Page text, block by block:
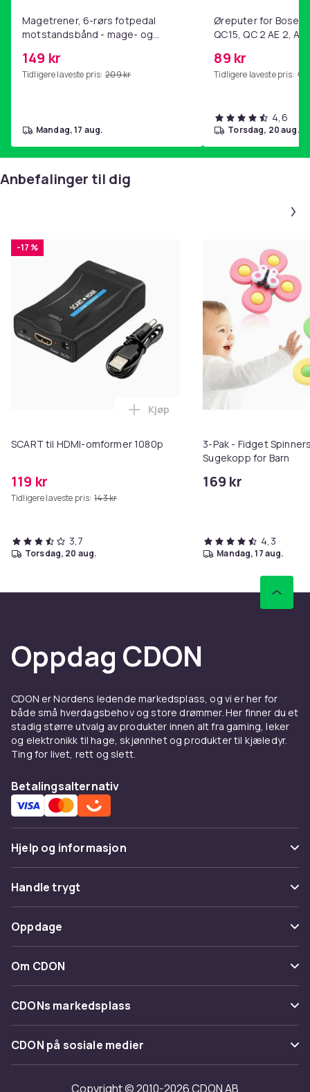
Magetrener, 6-rørs fotpedal
motstandsbånd - mage- og
hjemmegymnastikk Purple
149 kr
Tidligere laveste pris: 209 kr
mandag, 17 aug.
Øreputer for Bose
QC15, QC 2 AE 2, AE
89 kr
Tidligere laveste pris: 99
4,6
torsdag, 20 aug.
Anbefalinger til dig
-17 %
SCART til HDMI-omformer 1080p
119 kr
Tidligere laveste pris: 143 kr
Legg SCART til HDMI-omformer
Kjøp
3,7
torsdag, 20 aug.
3-Pak - Fidget
Sugekopp for Barn
169 kr
4,3
mandag, 17 aug.
Oppdag CDON
CDON er Nordens ledende markedsplass, og vi er her for
både små hverdagsbehov og store drømmer. Her finner du et
stadig større utvalg av produkter innen alt fra gaming, leker
og elektronikk til hage, skjønnhet og produkter til kjæledyr.
Ting for livet, rett og slett.
Betalingsalternativ
Hjelp og informasjon
Vanlige spørsmål
Spor pakke
Angre & returner her
Kontakt oss
Handle trygt
Betaling
Levering
Tilbakekallinger
Oppdage
Kategorier
Varemerker
Om CDON
Om oss
Kundeanmeldelser
Jobbe på CDON
Investor relations
CDONs markedsplass
Merchant Help Center
CDON på sosiale medier
Copyright © 2010-2026 CDON AB